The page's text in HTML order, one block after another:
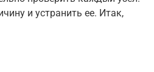
и устранить ее. Итак,